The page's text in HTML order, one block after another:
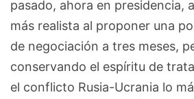
pasado, ahora en presidencia,
más realista al proponer una
de negociación a tres meses,
conservando el espíritu de
el conflicto Rusia-Ucrania lo